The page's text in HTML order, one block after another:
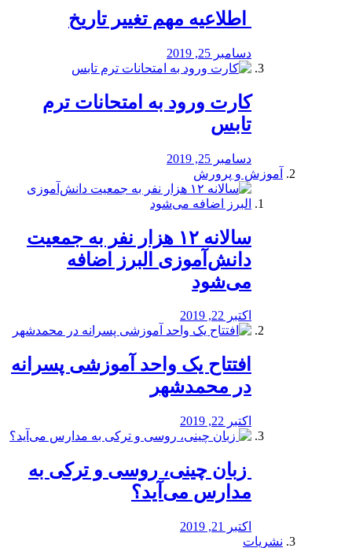
️ اطلاعیه مهم تغییر تاریخ
دسامبر 25, 2019
کارت ورود به امتحانات ترم
تابس
دسامبر 25, 2019
آموزش و پرورش
️سالانه ۱۲ هزار نفر به جمعیت
دانش‌آموزی البرز اضافه
می‌شود
اکتبر 22, 2019
افتتاح یک واحد آموزشی پسرانه
در محمدشهر
اکتبر 22, 2019
️ زبان چینی، روسی و ترکی به
مدارس می‌آید؟
اکتبر 21, 2019
نشریات